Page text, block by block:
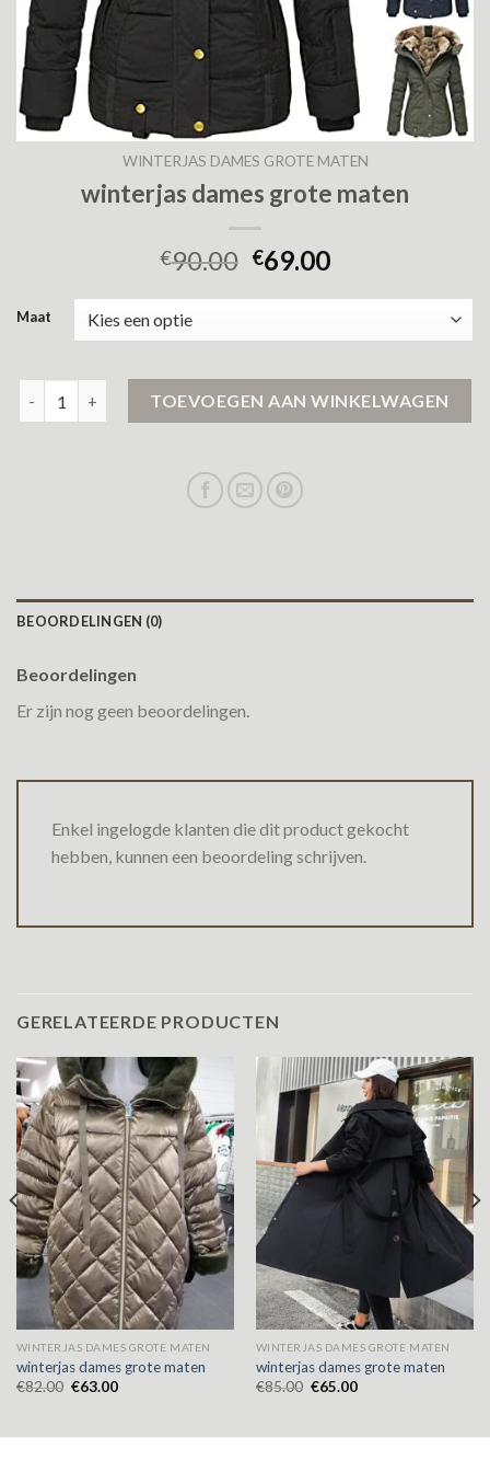
WINTERJAS DAMES GROTE MATEN
winterjas dames grote maten
€90.00 €69.00
Maat
TOEVOEGEN AAN WINKELWAGEN
BEOORDELINGEN (0)
Beoordelingen
Er zijn nog geen beoordelingen.
Enkel ingelogde klanten die dit product gekocht
hebben, kunnen een beoordeling schrijven.
GERELATEERDE PRODUCTEN
WINTERJAS DAMES GROTE MATEN
winterjas dames grote maten
€82.00 €63.00
WINTERJAS DAMES GROTE MATEN
winterjas dames grote maten
€85.00 €65.00